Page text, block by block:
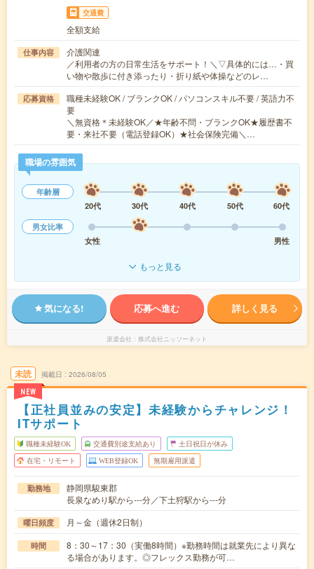
交通費
全額支給
仕事内容
介護関連
／利用者の方の日常生活をサポート！＼▽具体的には…・買
い物や散歩に付き添ったり・折り紙や体操などのレ…
応募資格
職種未経験OK / ブランクOK / パソコンスキル不要 / 英語力不
要
＼無資格＊未経験OK／★年齢不問・ブランクOK★履歴書不
要・来社不要（電話登録OK）★社会保険完備＼…
職場の雰囲気
年齢層
20代
30代 40代 50代
60代
男女比率
女性
男性
もっと見る
気になる! 応募へ進む 詳しく見る
派遣会社 株式会社ニッソーネット
未読
NEW
掲載日 2026/08/05
【正社員並みの安定】未経験からチャレンジ！
ITサポート
職種未経験OK 交通費別途支給あり 土日祝日が休み
在宅・リモート WEB登録OK 無期雇用派遣
勤務地
静岡県駿東郡
長泉なめり駅から---分／下土狩駅から---分
曜日頻度 月～金（週休2日制）
時間
8：30～17：30（実働8時間）※勤務時間は就業先により異な
る場合があります。◎フレックス勤務が可…